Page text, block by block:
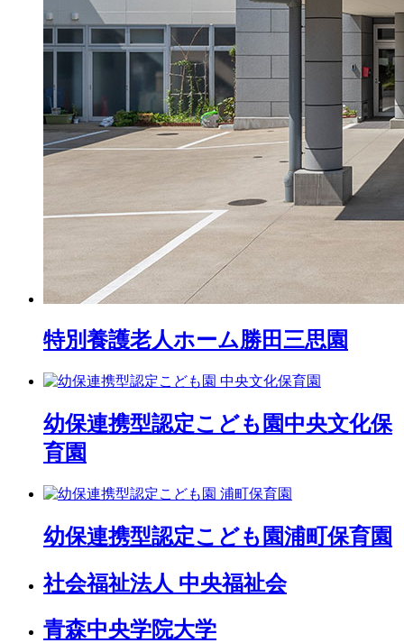
特別養護老人ホーム勝田三思園
幼保連携型認定こども園中央文化保
育園
幼保連携型認定こども園浦町保育園
社会福祉法人 中央福祉会
青森中央学院大学